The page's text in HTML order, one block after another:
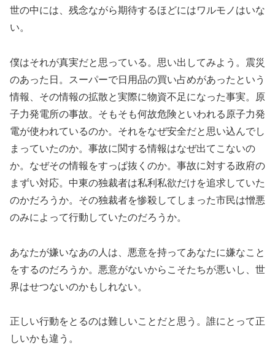
世の中には、残念ながら期待するほどにはワルモノはいな
い。
僕はそれが真実だと思っている。思い出してみよう。震災
のあった日。スーパーで日用品の買い占めがあったという
情報、その情報の拡散と実際に物資不足になった事実。原
子力発電所の事故。そもそも何故危険といわれる原子力発
電が使われているのか。それをなぜ安全だと思い込んでし
まっていたのか。事故に関する情報はなぜ出てこないの
か。なぜその情報をすっぱ抜くのか。事故に対する政府の
まずい対応。中東の独裁者は私利私欲だけを追求していた
のかだろうか。その独裁者を惨殺してしまった市民は憎悪
のみによって行動していたのだろうか。
あなたが嫌いなあの人は、悪意を持ってあなたに嫌なこと
をするのだろうか。悪意がないからこそたちが悪いし、世
界はせつないのかもしれない。
正しい行動をとるのは難しいことだと思う。誰にとって正
しいかも違う。